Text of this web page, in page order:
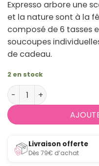
Expresso arbore une
et la nature sont à la
composé de 6 tasses
soucoupes
de cadeau.
2 en stock
quantité de Coffret de
Livraison offerte
Dès 79€ d’achat